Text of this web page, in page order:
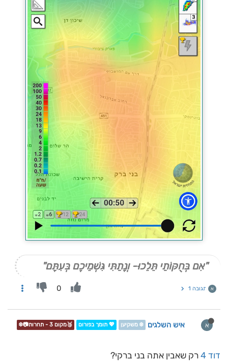
"אִם בְּחֻקּוֹתַי תֵּלֵכוּ- וְנָתַתִּי גִּשְׁמֵיכֶם בְּעִתָּם"
א תגובה 1 0
א איש השלגים ❄️ משקיען 💖 תומך בפורום 🥉מקום 3 - תחרות📷❄️
דוד 4 רק שאבין אתה בני ברקי?